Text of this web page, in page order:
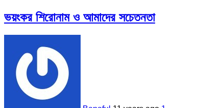
ভয়ংকর শিরোনাম ও আমাদের সচেতনতা